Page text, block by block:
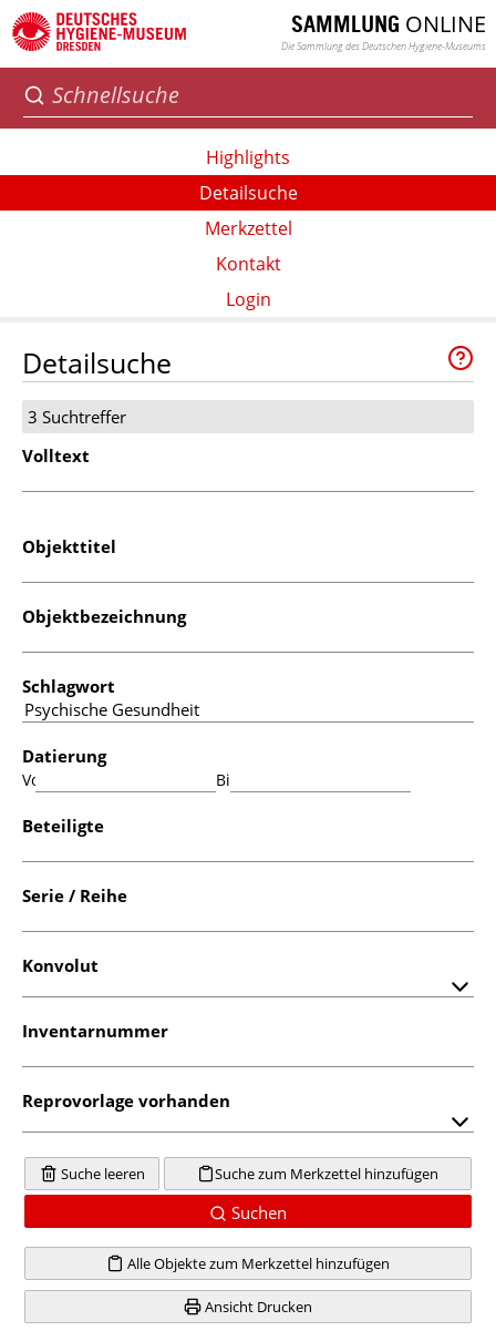
SAMMLUNG ONLINE
Die Sammlung des Deutschen Hygiene-Museums
Highlights
Detailsuche
Merkzettel
Kontakt
Login
Detailsuche
3 Suchtreffer
Volltext
Objekttitel
Objektbezeichnung
Schlagwort
Datierung
Von: Bis:
Beteiligte
Serie / Reihe
Konvolut
Inventarnummer
Reprovorlage vorhanden
Suche leeren Suche zum Merkzettel hinzufügen
Suchen
Alle Objekte zum Merkzettel hinzufügen
Ansicht Drucken